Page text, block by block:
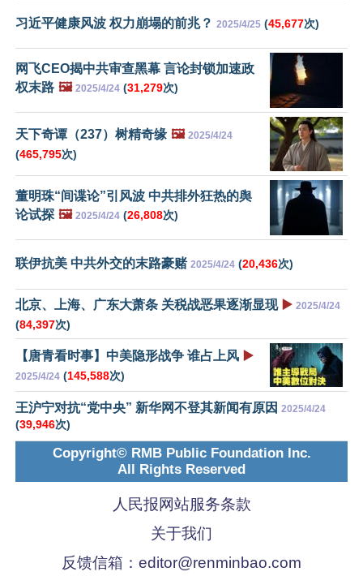
习近平健康风波 权力崩塌的前兆？ 2025/4/25 (45,677次)
网飞CEO揭中共审查黑幕 言论封锁加速政
权末路 🖼️ 2025/4/24 (31,279次)
天下奇谭（237）树精奇缘 🖼️ 2025/4/24
(465,795次)
董明珠“间谍论”引风波 中共排外狂热的舆
论试探 🖼️ 2025/4/24 (26,808次)
联伊抗美 中共外交的末路豪赌 2025/4/24 (20,436次)
北京、上海、广东大萧条 关税战恶果逐渐显现 ▶️ 2025/4/24
(84,397次)
【唐青看时事】中美隐形战争 谁占上风 ▶️
2025/4/24 (145,588次)
王沪宁对抗“党中央” 新华网不登其新闻有原因 2025/4/24
(39,946次)
Copyright© RMB Public Foundation Inc.
All Rights Reserved
人民报网站服务条款
关于我们
反馈信箱： editor@renminbao.com